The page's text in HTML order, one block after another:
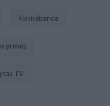
Kontrabanda
prekės